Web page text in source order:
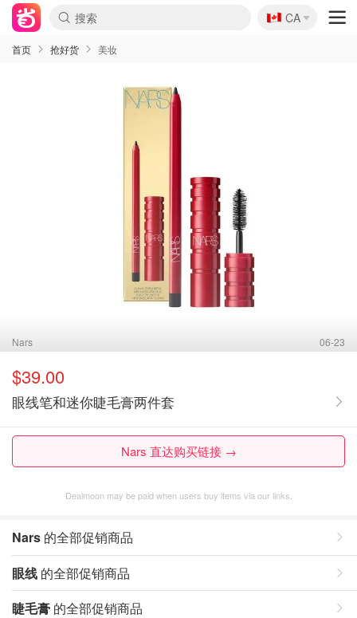
🇨🇦
CA
首页 抢好货 美妆
Nars 06-23
$39.00
眼线笔和迷你睫毛膏两件套
Nars 直达购买链接 →
Dealmoon may be paid when users buy items via our links.
Nars 的全部促销商品
眼线 的全部促销商品
睫毛膏 的全部促销商品